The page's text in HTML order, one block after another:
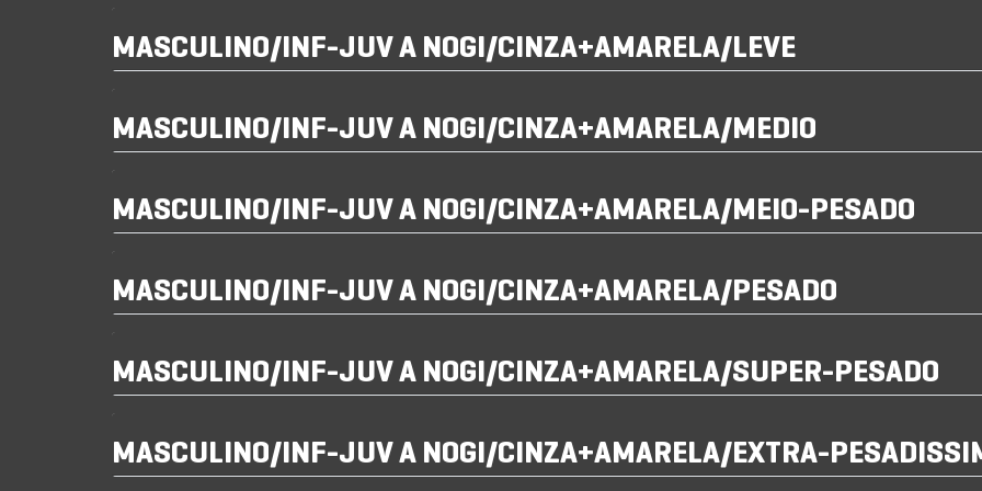
MASCULINO/INF-JUV A NOGI/CINZA+AMARELA/LEVE
MASCULINO/INF-JUV A NOGI/CINZA+AMARELA/MEDIO
MASCULINO/INF-JUV A NOGI/CINZA+AMARELA/MEIO-PESADO
MASCULINO/INF-JUV A NOGI/CINZA+AMARELA/PESADO
MASCULINO/INF-JUV A NOGI/CINZA+AMARELA/SUPER-PESADO
MASCULINO/INF-JUV A NOGI/CINZA+AMARELA/EXTRA-